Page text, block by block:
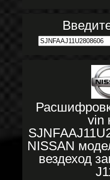
vin
NISSAN
вездеход